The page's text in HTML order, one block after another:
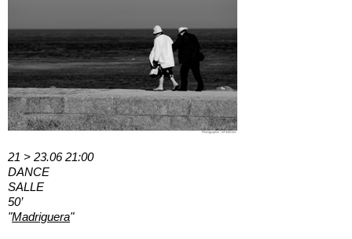
21 > 23.06 21:00
DANCE
SALLE
50’
"Madriguera"